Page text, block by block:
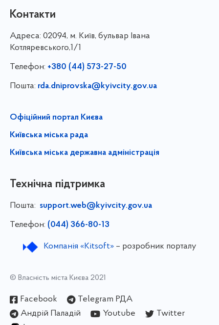
Контакти
Адреса: 02094, м. Київ, бульвар Івана
Котляревського,1/1
Телефон: +380 (44) 573-27-50
Пошта: rda.dniprovska@kyivcity.gov.ua
Офіційний портал Києва
Київська міська рада
Київська міська державна адміністрація
Технічна підтримка
Пошта: support.web@kyivcity.gov.ua
Телефон: (044) 366-80-13
Компанія «Kitsoft»– розробник порталу
© Власність міста Києва 2021
Facebook
Telegram РДА
Андрій Паладій
Youtube
Twitter